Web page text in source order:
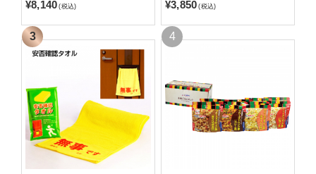
¥8,140 (税込) ¥3,850 (税込)